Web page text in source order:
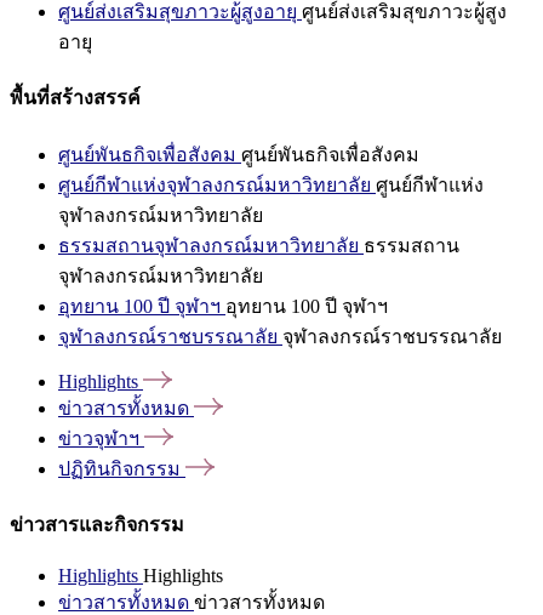
ศูนย์ส่งเสริมสุขภาวะผู้สูงอายุ ศูนย์ส่งเสริมสุขภาวะผู้สูง
อายุ
พื้นที่สร้างสรรค์
ศูนย์พันธกิจเพื่อสังคม ศูนย์พันธกิจเพื่อสังคม
ศูนย์กีฬาแห่งจุฬาลงกรณ์มหาวิทยาลัย ศูนย์กีฬาแห่ง
จุฬาลงกรณ์มหาวิทยาลัย
ธรรมสถานจุฬาลงกรณ์มหาวิทยาลัย ธรรมสถาน
จุฬาลงกรณ์มหาวิทยาลัย
อุทยาน 100 ปี จุฬาฯ อุทยาน 100 ปี จุฬาฯ
จุฬาลงกรณ์ราชบรรณาลัย จุฬาลงกรณ์ราชบรรณาลัย
Highlights
ข่าวสารทั้งหมด
ข่าวจุฬาฯ
ปฏิทินกิจกรรม
ข่าวสารและกิจกรรม
Highlights Highlights
ข่าวสารทั้งหมด ข่าวสารทั้งหมด